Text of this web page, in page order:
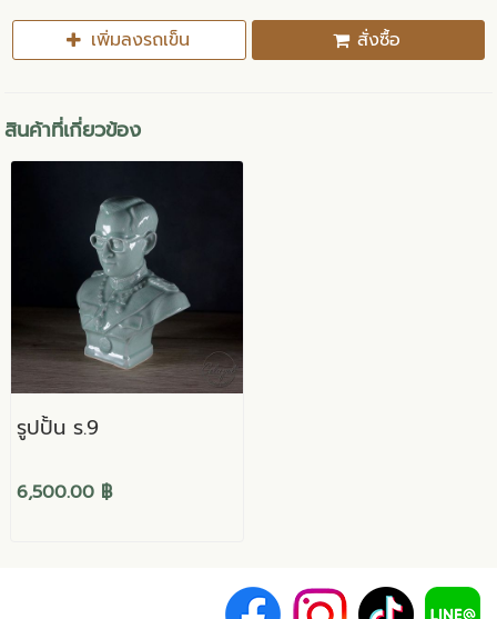
เพิ่มลงรถเข็น สั่งซื้อ
สินค้าที่เกี่ยวข้อง
รูปปั้น ร.9
6,500.00 ฿